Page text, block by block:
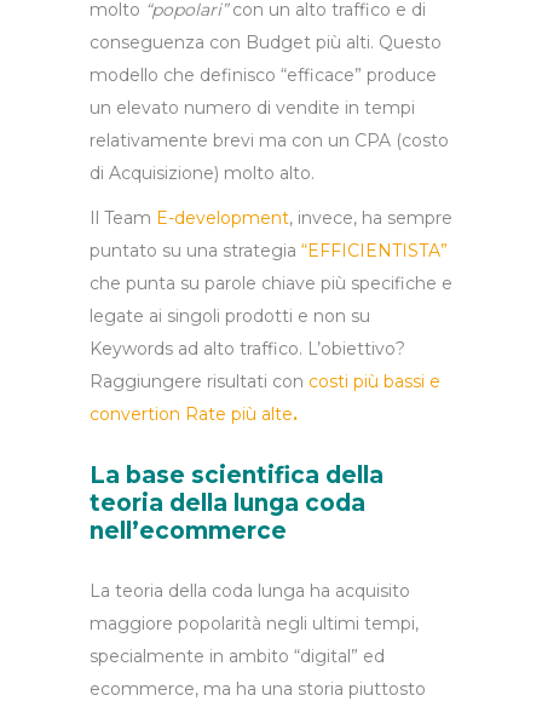
molto “popolari”con un alto traffico e di
conseguenza con Budget più alti. Questo
modello che definisco “efficace” produce
un elevato numero di vendite in tempi
relativamente brevi ma con un CPA (costo
di Acquisizione) molto alto.
Il Team E-development, invece, ha sempre
puntato su una strategia “EFFICIENTISTA”
che punta su parole chiave più specifiche e
legate ai singoli prodotti e non su
Keywords ad alto traffico. L’obiettivo?
Raggiungere risultati con costi più bassi e
convertion Rate più alte.
La base scientifica della
teoria della lunga coda
nell’ecommerce
La teoria della coda lunga ha acquisito
maggiore popolarità negli ultimi tempi,
specialmente in ambito “digital” ed
ecommerce, ma ha una storia piuttosto